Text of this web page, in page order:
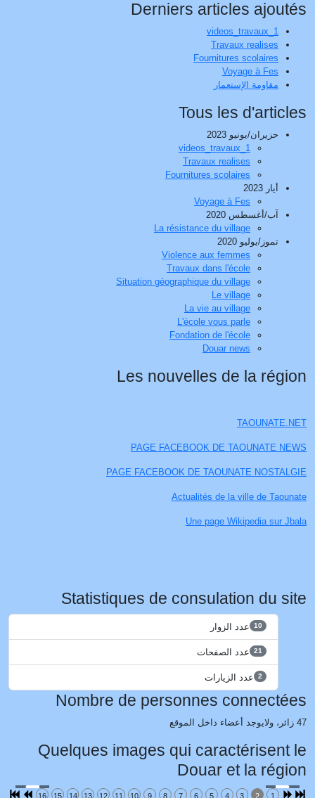
Derniers articles ajoutés
videos_travaux_1
Travaux realises
Fournitures scolaires
Voyage à Fes
مقاومة الإستعمار
Tous les d'articles
حزيران/يونيو 2023
videos_travaux_1
Travaux realises
Fournitures scolaires
أيار 2023
Voyage à Fes
آب/أغسطس 2020
La résistance du village
تموز/يوليو 2020
Violence aux femmes
Travaux dans l'école
Situation géographique du village
Le village
La vie au village
L'école vous parle
Fondation de l'école
Douar news
Les nouvelles de la région
TAOUNATE.NET
PAGE FACEBOOK DE TAOUNATE NEWS
PAGE FACEBOOK DE TAOUNATE NOSTALGIE
Actualités de la ville de Taounate
Une page Wikipedia sur Jbala
Statistiques de consulation du site
عدد الزوار 10
عدد الصفحات 21
عدد الزيارات 2
Nombre de personnes connectées
47 زائر، ولايوجد أعضاء داخل الموقع
Quelques images qui caractérisent le
Douar et la région
1
2
3
4
5
6
7
8
9
10
11
12
13
14
15
16